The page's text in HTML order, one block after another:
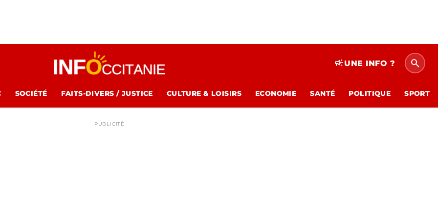
campaignUNE INFO ? search
SOCIÉTÉ FAITS-DIVERS / JUSTICE CULTURE & LOISIRS ECONOMIE SANTÉ POLITIQUE SPORT
PUBLICITÉ